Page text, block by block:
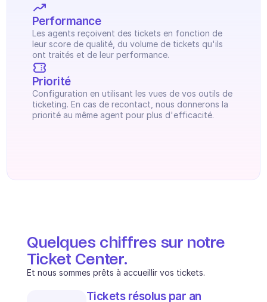
Performance
Les agents reçoivent des tickets en fonction de
leur score de qualité, du volume de tickets qu'ils
ont traités et de leur performance.
Priorité
Configuration en utilisant les vues de vos outils de
ticketing. En cas de recontact, nous donnerons la
priorité au même agent pour plus d'efficacité.
Quelques chiffres sur notre
Ticket Center.
Et nous sommes prêts à accueillir vos tickets.
Tickets résolus par an